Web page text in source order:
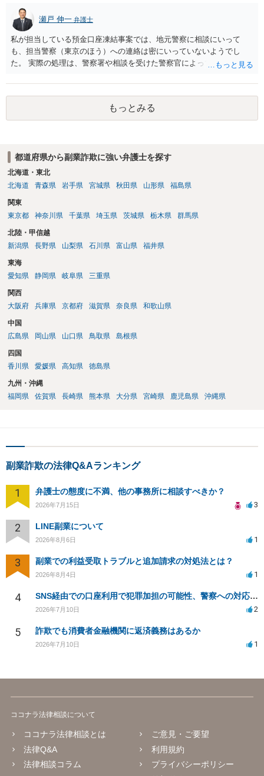
瀬戸 伸一 弁護士
私が担当している預金口座凍結事案では、地元警察に相談にいって
も、担当警察（東京のほう）への連絡は密にいっていないようでし
た。 実際の処理は、警察署や相談を受けた警察官によってだいぶ変わ
いて弁護士に依頼を検討されてください。
もっとみる
都道府県から副業詐欺に強い弁護士を探す
北海道・東北
北海道
青森県 岩手県 宮城県 秋田県 山形県 福島県
関東
東京都
神奈川県 千葉県 埼玉県 茨城県 栃木県 群馬県
北陸・甲信越
新潟県
長野県 山梨県 石川県 富山県 福井県
東海
愛知県
静岡県 岐阜県 三重県
関西
大阪府
兵庫県 京都府 滋賀県 奈良県 和歌山県
中国
広島県
岡山県 山口県 鳥取県 島根県
四国
香川県
愛媛県 高知県 徳島県
九州・沖縄
福岡県
佐賀県 長崎県 熊本県 大分県 宮崎県 鹿児島県 沖縄県
副業詐欺の法律Q&Aランキング
1 弁護士の態度に不満、他の事務所に相談すべきか？
2026年7月15日 3
2 LINE副業について
2026年8月6日 1
3 副業での利益受取トラブルと追加請求の対処法とは？
2026年8月4日 1
4 SNS経由での口座利用で犯罪加担の可能性、警察への対応について
2026年7月10日 2
5 詐欺でも消費者金融機関に返済義務はあるか
2026年7月10日 1
ココナラ法律相談について
ココナラ法律相談とは
法律Q&A
法律相談コラム
ご意見・ご要望
利用規約
プライバシーポリシー